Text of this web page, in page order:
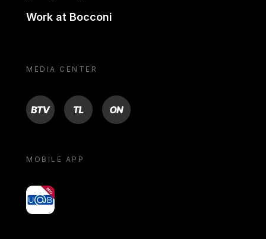
Work at Bocconi
MEDIA CENTER
BTV TL ON
MOBILE APP
yoU@B